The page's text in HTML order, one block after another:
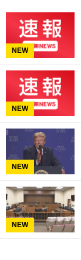
NEW
NEW
NEW
NEW